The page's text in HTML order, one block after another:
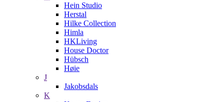
Hein Studio
Herstal
Hilke Collection
Himla
HKLiving
House Doctor
Hübsch
Høie
J
Jakobsdals
K